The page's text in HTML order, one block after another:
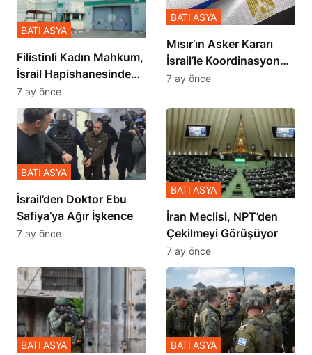
Filistinli Kadın Mahkum,
İsrail Hapishanesindeki
Zulmü Anlattı
BATI ASYA
7 ay önce
Mısır’ın Asker Kararı
İsrail’le Koordinasyon
İçinde Gerçekleşmiş
BATI ASYA
7 ay önce
İsrail’den Doktor Ebu
Safiya’ya Ağır İşkence
BATI ASYA
7 ay önce
İran Meclisi, NPT’den
Çekilmeyi Görüşüyor
BATI ASYA
7 ay önce
BATI ASYA BATI ASYA